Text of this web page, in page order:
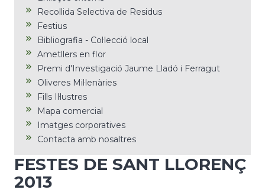
Recollida Selectiva de Residus
Festius
Bibliografia - Col·lecció local
Ametllers en flor
Premi d'Investigació Jaume Lladó i Ferragut
Oliveres Mil·lenàries
Fills Il·lustres
Mapa comercial
Imatges corporatives
Contacta amb nosaltres
FESTES DE SANT LLORENÇ
2013